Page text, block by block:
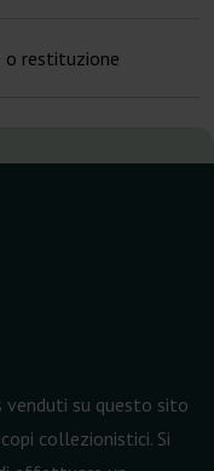
o restituzione
venduti su questo sito
collezionistici. Si